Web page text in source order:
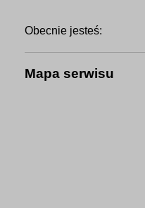
Obecnie jesteś:
Mapa serwisu